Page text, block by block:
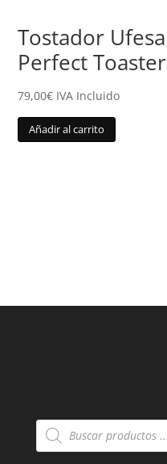
Tostador Ufesa
Perfect Toaster
79,00€ IVA Incluido
Añadir al carrito
Búsqueda
de